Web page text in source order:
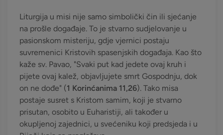
Liturgija u misi nije samo simbolički čin ili sjećanje
na prošle događaje. To je stvarno sudjelovanje u
pasionskom misteriju, gdje vjernici postaju
suvremenici Kristovih spasenjskih događaja. Kao što
kaže sv. Pavao, "Svaki put kad jedete ovaj kruh i
pijete ovaj kalež, objavljujete smrt Gospodnju, dok
on ne dođe" (1 Korinćanima 11,26). Tako misa
postaje susret s Kristom samim, koji je stvarno
prisutan, osobito u Euharistiji, ali također u
okupljenoj zajednici, u svećeniku koji predsjeda i u